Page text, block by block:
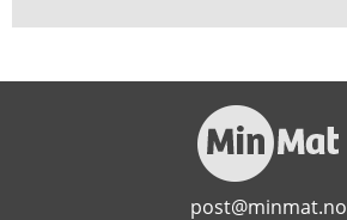
post@minmat.no